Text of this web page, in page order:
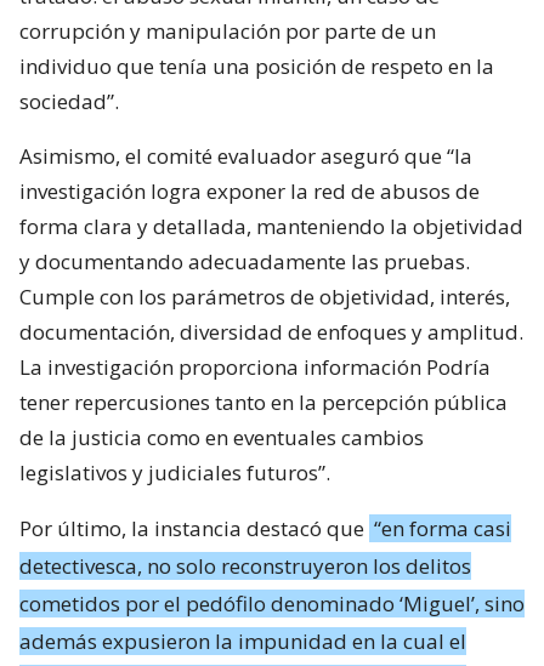
corrupción y manipulación por parte de un
individuo que tenía una posición de respeto en la
sociedad”.
Asimismo, el comité evaluador aseguró que “la
investigación logra exponer la red de abusos de
forma clara y detallada, manteniendo la objetividad
y documentando adecuadamente las pruebas.
Cumple con los parámetros de objetividad, interés,
documentación, diversidad de enfoques y amplitud.
La investigación proporciona información Podría
tener repercusiones tanto en la percepción pública
de la justicia como en eventuales cambios
legislativos y judiciales futuros”.
Por último, la instancia destacó que “en forma casi
detectivesca, no solo reconstruyeron los delitos
cometidos por el pedófilo denominado ‘Miguel’, sino
además expusieron la impunidad en la cual el